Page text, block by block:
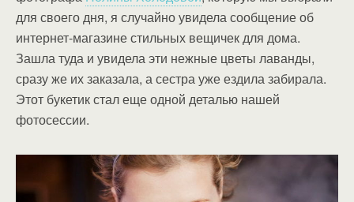
для своего дня, я случайно увидела сообщение об
интернет-магазине стильных вещичек для дома.
Зашла туда и увидела эти нежные цветы лаванды,
сразу же их заказала, а сестра уже ездила забирала.
Этот букетик стал еще одной деталью нашей
фотосессии.